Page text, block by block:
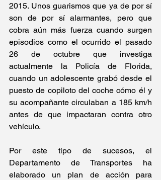
2015. Unos guarismos que ya de por sí
son de por sí alarmantes, pero que
cobra aún más fuerza cuando surgen
episodios como el ocurrido el pasado
26 de octubre que investiga
actualmente la Policía de Florida,
cuando un adolescente grabó desde el
puesto de copiloto del coche cómo él y
su acompañante circulaban a 185 km/h
antes de que impactaran contra otro
vehículo.
Por este tipo de sucesos, el
Departamento de Transportes ha
elaborado un plan de acción para